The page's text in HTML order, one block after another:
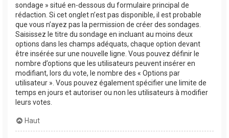
sondage » situé en-dessous du formulaire principal de
rédaction. Si cet onglet n’est pas disponible, il est probable
que vous n’ayez pas la permission de créer des sondages.
Saisissez le titre du sondage en incluant au moins deux
options dans les champs adéquats, chaque option devant
être insérée sur une nouvelle ligne. Vous pouvez définir le
nombre d’options que les utilisateurs peuvent insérer en
modifiant, lors du vote, le nombre des « Options par
utilisateur ». Vous pouvez également spécifier une limite de
temps en jours et autoriser ou non les utilisateurs à modifier
leurs votes.
Haut